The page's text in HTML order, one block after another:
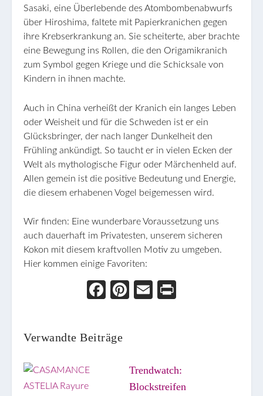
Sasaki, eine Überlebende des Atombombenabwurfs
über Hiroshima, faltete mit Papierkranichen gegen
ihre Krebserkrankung an. Sie scheiterte, aber brachte
eine Bewegung ins Rollen, die den Origamikranich
zum Symbol gegen Kriege und die Schicksale von
Kindern in ihnen machte.
Auch in China verheißt der Kranich ein langes Leben
oder Weisheit und für die Schweden ist er ein
Glücksbringer, der nach langer Dunkelheit den
Frühling ankündigt. So taucht er in vielen Ecken der
Welt als mythologische Figur oder Märchenheld auf.
Allen gemein ist die positive Bedeutung und Energie,
die diesem erhabenen Vogel beigemessen wird.
Wir finden: Eine wunderbare Voraussetzung uns
auch dauerhaft im Privatesten, unserem sicheren
Kokon mit diesem kraftvollen Motiv zu umgeben.
Hier kommen einige Favoriten:
Face
Pint
Ema
Verwandte Beiträge
Trendwatch:
Blockstreifen